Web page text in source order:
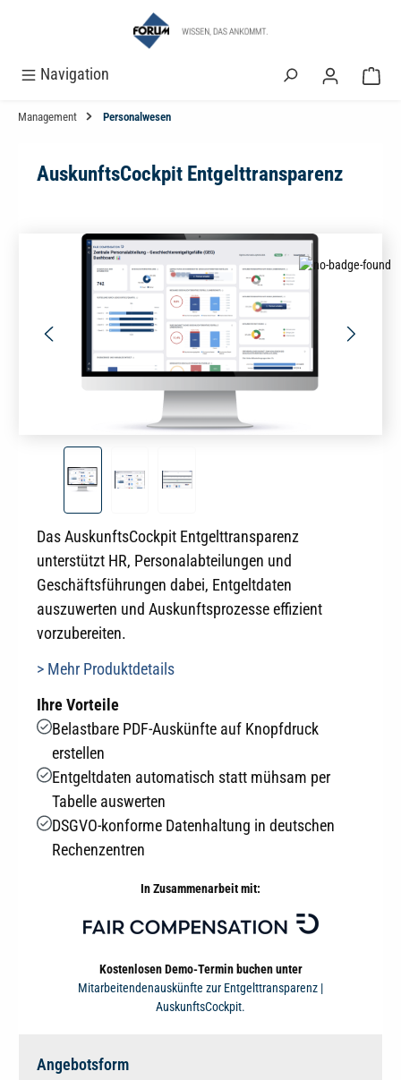
Navigation
Management Personalwesen
AuskunftsCockpit Entgelttransparenz
Das AuskunftsCockpit Entgelttransparenz
unterstützt HR, Personalabteilungen und
Geschäftsführungen dabei, Entgeltdaten
auszuwerten und Auskunftsprozesse effizient
vorzubereiten.
> Mehr Produktdetails
Ihre Vorteile
Belastbare PDF-Auskünfte auf Knopfdruck
erstellen
Entgeltdaten automatisch statt mühsam per
Tabelle auswerten
DSGVO-konforme Datenhaltung in deutschen
Rechenzentren
In Zusammenarbeit mit:
Kostenlosen Demo-Termin buchen unter
Mitarbeitendenauskünfte zur Entgelttransparenz |
AuskunftsCockpit.
Angebotsform